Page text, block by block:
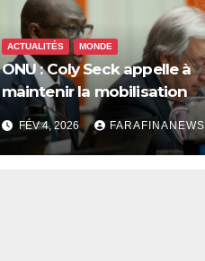
ACTUALITÉS MONDE
ONU : Coly Seck appelle à
maintenir la mobilisation
pour les droits du peuple
palestinien
FÉV 4, 2026 FARAFINANEWS